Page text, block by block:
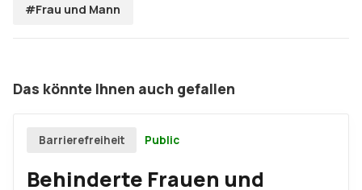
#Frau und Mann
Das könnte Ihnen auch gefallen
Barrierefreiheit Public
Behinderte Frauen und